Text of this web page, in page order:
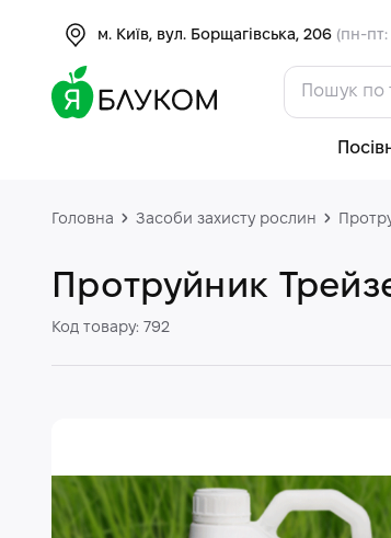
м. Київ, вул. Борщагівська, 206 (пн-
Головна Засоби захисту рослин
Протруйник
Код товару: 792